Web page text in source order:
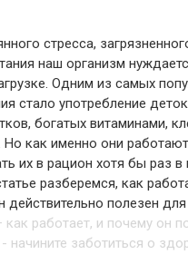
стресса,
наш организм
Одним из самых
стало употребление
богатых витаминами,
Но как именно они
их в рацион хотя бы раз в
разберемся, как
действительно полезен